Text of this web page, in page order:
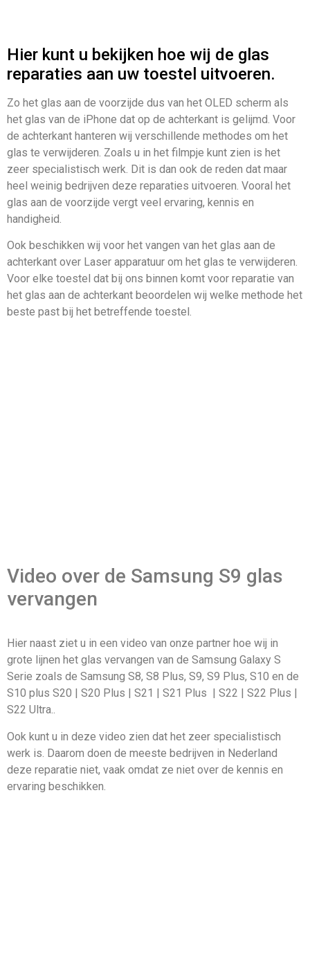
Hier kunt u bekijken hoe wij de glas
reparaties aan uw toestel uitvoeren.
Zo het glas aan de voorzijde dus van het OLED scherm als
het glas van de iPhone dat op de achterkant is gelijmd. Voor
de achterkant hanteren wij verschillende methodes om het
glas te verwijderen. Zoals u in het filmpje kunt zien is het
zeer specialistisch werk. Dit is dan ook de reden dat maar
heel weinig bedrijven deze reparaties uitvoeren. Vooral het
glas aan de voorzijde vergt veel ervaring, kennis en
handigheid.
Ook beschikken wij voor het vangen van het glas aan de
achterkant over Laser apparatuur om het glas te verwijderen.
Voor elke toestel dat bij ons binnen komt voor reparatie van
het glas aan de achterkant beoordelen wij welke methode het
beste past bij het betreffende toestel.
Video over de Samsung S9 glas
vervangen
Hier naast ziet u in een video van onze partner hoe wij in
grote lijnen het glas vervangen van de Samsung Galaxy S
Serie zoals de Samsung S8, S8 Plus, S9, S9 Plus, S10 en de
S10 plus S20 | S20 Plus | S21 | S21 Plus | S22 | S22 Plus |
S22 Ultra..
Ook kunt u in deze video zien dat het zeer specialistisch
werk is. Daarom doen de meeste bedrijven in Nederland
deze reparatie niet, vaak omdat ze niet over de kennis en
ervaring beschikken.